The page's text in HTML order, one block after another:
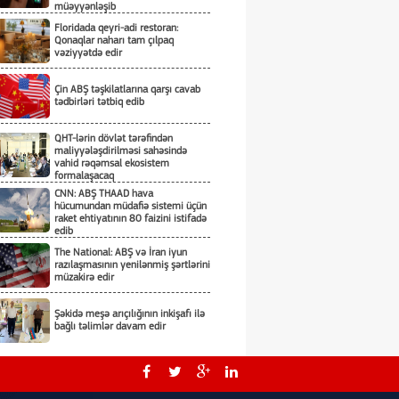
müəyyənləşib
Floridada qeyri-adi restoran:
Qonaqlar naharı tam çılpaq
vəziyyətdə edir
Çin ABŞ təşkilatlarına qarşı cavab
tədbirləri tətbiq edib
QHT-lərin dövlət tərəfindən
maliyyələşdirilməsi sahəsində
vahid rəqəmsal ekosistem
formalaşacaq
CNN: ABŞ THAAD hava
hücumundan müdafiə sistemi üçün
raket ehtiyatının 80 faizini istifadə
edib
The National: ABŞ və İran iyun
razılaşmasının yenilənmiş şərtlərini
müzakirə edir
Şəkidə meşə arıçılığının inkişafı ilə
bağlı təlimlər davam edir
“Qızıl top”a əsas namizədlər bəlli